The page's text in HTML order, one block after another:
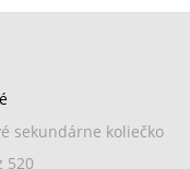
sekundárne koliečko
520